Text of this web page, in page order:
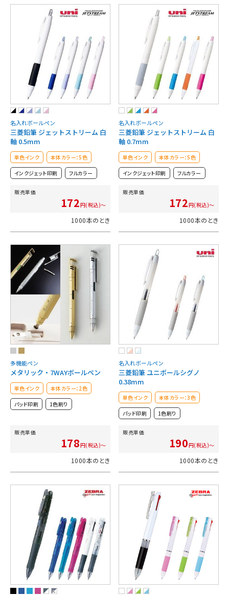
名入れボールペン
三菱鉛筆 ジェットストリーム 白
軸 0.5mm
単色インク 本体カラー：5色
インクジェット印刷 フルカラー
販売単価
172円(税込)～
1000本のとき
名入れボールペン
三菱鉛筆 ジェットストリーム 白
軸 0.7mm
単色インク 本体カラー：5色
インクジェット印刷 フルカラー
販売単価
172円(税込)～
1000本のとき
多機能ペン
メタリック・7WAYボールペン
単色インク 本体カラー：2色
パッド印刷 1色刷り
販売単価
178円(税込)～
1000本のとき
名入れボールペン
三菱鉛筆 ユニボールシグノ
0.38mm
単色インク 本体カラー：3色
パッド印刷 1色刷り
販売単価
190円(税込)～
1000本のとき
C